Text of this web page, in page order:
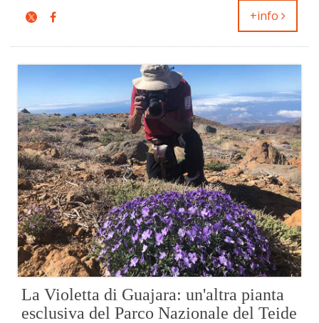
+info
La Violetta di Guajara: un'altra pianta
esclusiva del Parco Nazionale del Teide